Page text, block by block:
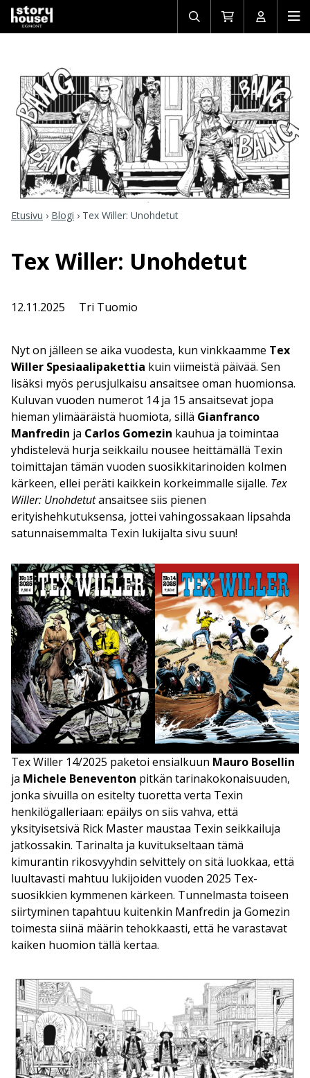
Avaa/sulje
haku
Siirry
ostoskoriin
Avaa/
Etusivu › Blogi › Tex Willer: Unohdetut
Tex Willer: Unohdetut
12.11.2025 Tri Tuomio
Nyt on jälleen se aika vuodesta, kun vinkkaamme Tex
Willer Spesiaalipakettia kuin viimeistä päivää. Sen
lisäksi myös perusjulkaisu ansaitsee oman huomionsa.
Kuluvan vuoden numerot 14 ja 15 ansaitsevat jopa
hieman ylimääräistä huomiota, sillä Gianfranco
Manfredin ja Carlos Gomezin kauhua ja toimintaa
yhdistelevä hurja seikkailu nousee heittämällä Texin
toimittajan tämän vuoden suosikkitarinoiden kolmen
kärkeen, ellei peräti kaikkein korkeimmalle sijalle. Tex
Willer: Unohdetutansaitsee siis pienen
erityishehkutuksensa, jottei vahingossakaan lipsahda
satunnaisemmalta Texin lukijalta sivu suun!
Tex Willer 14/2025 paketoi ensialkuun Mauro Bosellin
ja Michele Beneventon pitkän tarinakokonaisuuden,
jonka sivuilla on esitelty tuoretta verta Texin
henkilögalleriaan: epäilys on siis vahva, että
yksityisetsivä Rick Master maustaa Texin seikkailuja
jatkossakin. Tarinalta ja kuvitukseltaan tämä
kimurantin rikosvyyhdin selvittely on sitä luokkaa, että
luultavasti mahtuu lukijoiden vuoden 2025 Tex-
suosikkien kymmenen kärkeen. Tunnelmasta toiseen
siirtyminen tapahtuu kuitenkin Manfredin ja Gomezin
toimesta siinä määrin tehokkaasti, että he varastavat
kaiken huomion tällä kertaa.